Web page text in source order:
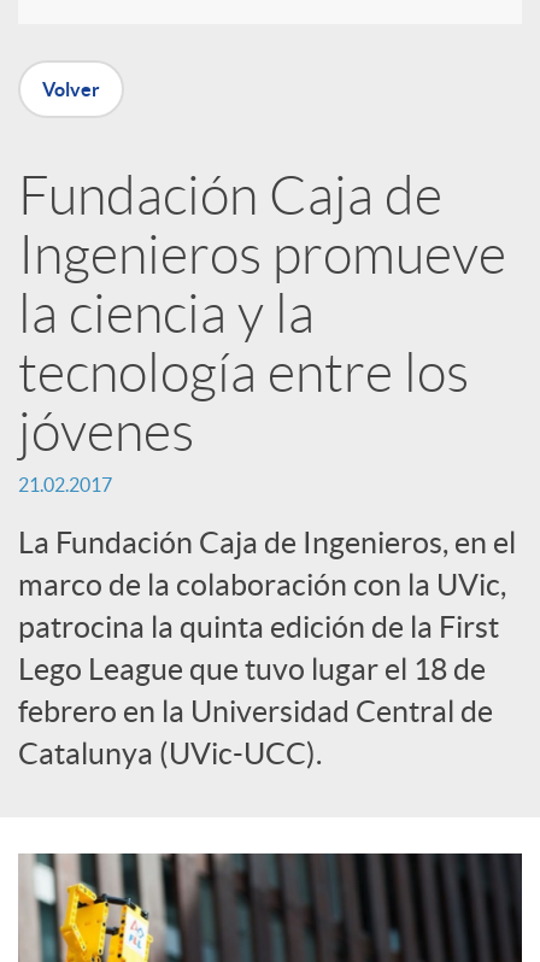
r
n
R
e
d
e
s
S
o
c
Volver
Fundación Caja de
Ingenieros promueve
la ciencia y la
tecnología entre los
jóvenes
21.02.2017
La Fundación Caja de Ingenieros, en el
marco de la colaboración con la UVic,
patrocina la quinta edición de la First
Lego League que tuvo lugar el 18 de
febrero en la Universidad Central de
Catalunya (UVic-UCC).